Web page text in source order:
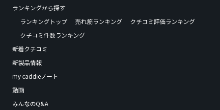
ランキングから探す
ランキングトップ
売れ筋ランキング
クチコミ評価ランキング
クチコミ件数ランキング
新着クチコミ
新製品情報
my caddieノート
動画
みんなのQ&A